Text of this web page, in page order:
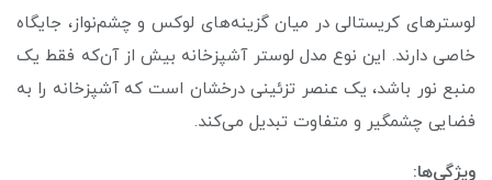
لوسترهای کریستالی در میان گزینه‌های لوکس و چشم‌نواز، جایگاه
خاصی دارند. این نوع مدل لوستر آشپزخانه بیش از آن‌که فقط یک
منبع نور باشد، یک عنصر تزئینی درخشان است که آشپزخانه را به
فضایی چشمگیر و متفاوت تبدیل می‌کند.
ویژگی‌ها: